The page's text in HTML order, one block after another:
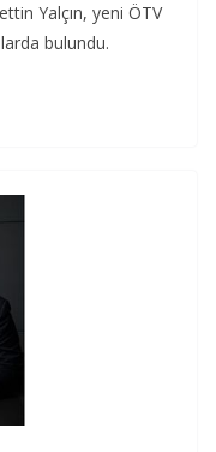
Yalçın, yeni ÖTV
bulundu.